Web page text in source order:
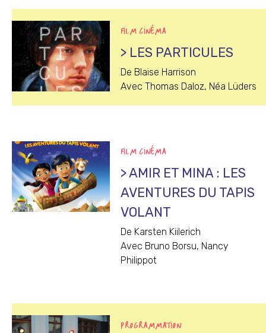
FILM CINÉMA
> LES PARTICULES
De Blaise Harrison
Avec Thomas Daloz, Néa Lüders
FILM CINÉMA
> AMIR ET MINA : LES
AVENTURES DU TAPIS
VOLANT
De Karsten Kiilerich
Avec Bruno Borsu, Nancy
Philippot
PROGRAMMATION